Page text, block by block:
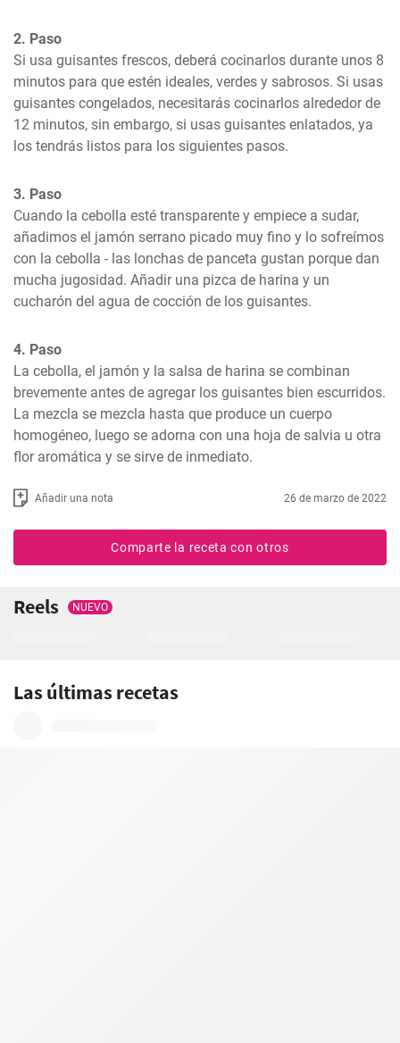
2. Paso
Si usa guisantes frescos, deberá cocinarlos durante unos 8
minutos para que estén ideales, verdes y sabrosos. Si usas
guisantes congelados, necesitarás cocinarlos alrededor de
12 minutos, sin embargo, si usas guisantes enlatados, ya
los tendrás listos para los siguientes pasos.
3. Paso
Cuando la cebolla esté transparente y empiece a sudar,
añadimos el jamón serrano picado muy fino y lo sofreímos
con la cebolla - las lonchas de panceta gustan porque dan
mucha jugosidad. Añadir una pizca de harina y un
cucharón del agua de cocción de los guisantes.
4. Paso
La cebolla, el jamón y la salsa de harina se combinan
brevemente antes de agregar los guisantes bien escurridos.
La mezcla se mezcla hasta que produce un cuerpo
homogéneo, luego se adorna con una hoja de salvia u otra
flor aromática y se sirve de inmediato.
Añadir una nota 26 de marzo de 2022
Comparte la receta con otros
Reels NUEVO
Las últimas recetas